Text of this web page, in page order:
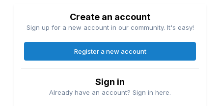
Create an account
Sign up for a new account in our community. It's easy!
Register a new account
Sign in
Already have an account? Sign in here.